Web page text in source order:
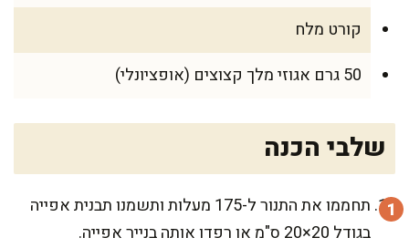
קורט מלח
50 גרם אגוזי מלך קצוצים (אופציונלי)
שלבי הכנה
תחממו את התנור ל-175 מעלות ותשמנו תבנית אפייה
בגודל 20×20 ס"מ או רפדו אותה בנייר אפייה.